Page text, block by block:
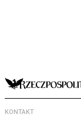
KONTAKT